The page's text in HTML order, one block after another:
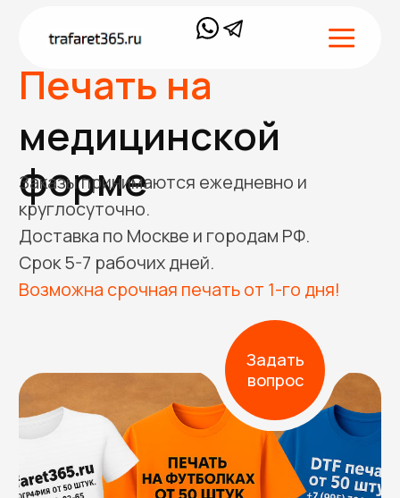
+7 (995) 700 92-65
медицинской
форме
Заказы принимаются ежедневно и
круглосуточно.
Доставка по Москве и городам РФ.
Срок 5-7 рабочих дней.
Возможна срочная печать от 1-го дня!
Задать
вопрос